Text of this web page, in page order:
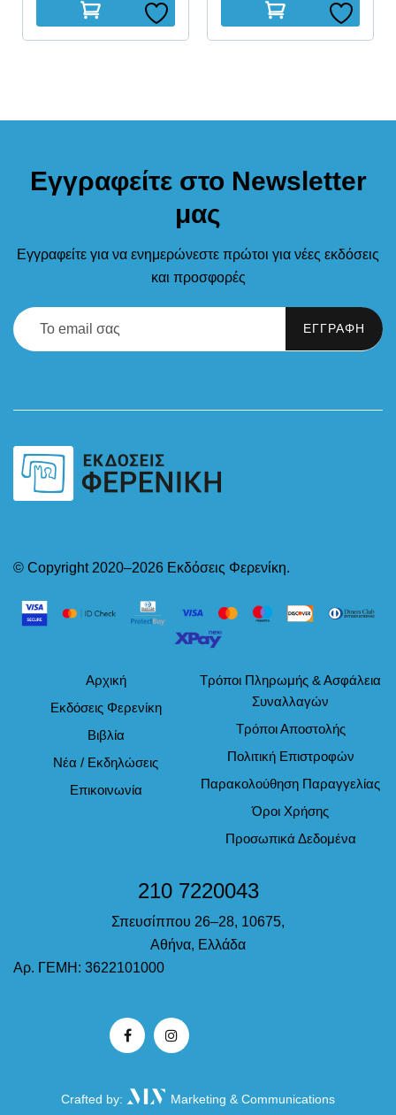
Εγγραφείτε στο Newsletter
μας
Εγγραφείτε για να ενημερώνεστε πρώτοι για νέες εκδόσεις
και προσφορές
© Copyright 2020–2026 Εκδόσεις Φερενίκη.
Αρχική
Εκδόσεις Φερενίκη
Βιβλία
Νέα / Εκδηλώσεις
Επικοινωνία
Τρόποι Πληρωμής & Ασφάλεια
Συναλλαγών
Τρόποι Αποστολής
Πολιτική Επιστροφών
Παρακολούθηση Παραγγελίας
Όροι Χρήσης
Προσωπικά Δεδομένα
210 7220043
Σπευσίππου 26–28, 10675,
Αθήνα, Ελλάδα
Αρ. ΓΕΜΗ: 3622101000
Crafted by: Marketing & Communications